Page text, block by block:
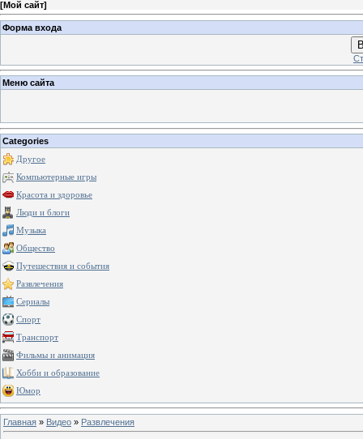
[Мой сайт]
Форма входа
Меню сайта
Categories
Другое
Компьютерные игры
Красота и здоровье
Люди и блоги
Музыка
Общество
Путешествия и события
Развлечения
Сериалы
Спорт
Транспорт
Фильмы и анимация
Хобби и образование
Юмор
Главная » Видео » Развлечения